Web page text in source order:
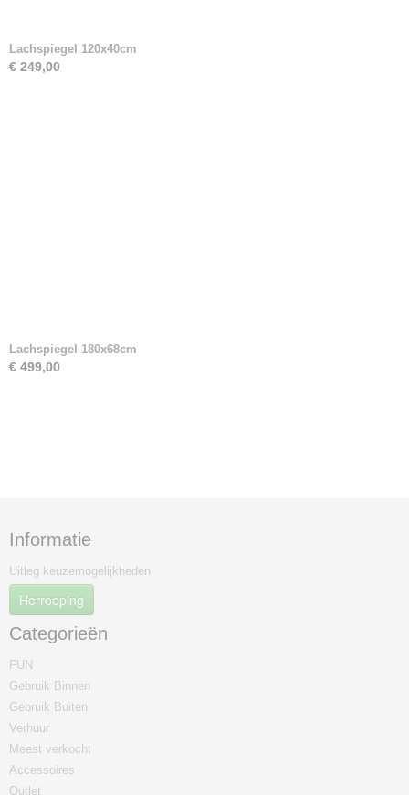
Lachspiegel 120x40cm
€ 249,00
Lachspiegel 180x68cm
€ 499,00
Informatie
Uitleg keuzemogelijkheden
Herroeping
Categorieën
FUN
Gebruik Binnen
Gebruik Buiten
Verhuur
Meest verkocht
Accessoires
Outlet